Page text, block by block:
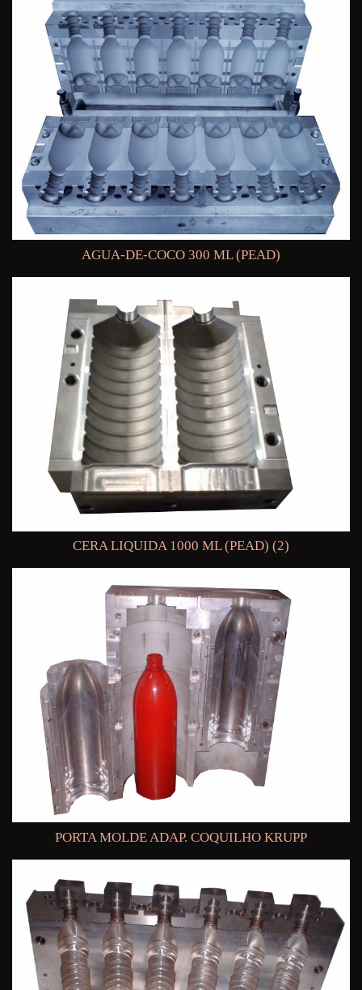
AGUA-DE-COCO 300 ML (PEAD)
CERA LIQUIDA 1000 ML (PEAD) (2)
PORTA MOLDE ADAP. COQUILHO KRUPP